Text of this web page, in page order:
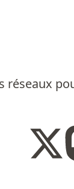
réseaux